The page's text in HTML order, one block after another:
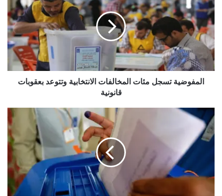
مئات
المخالفات
الانتخابية
وتتوعد
بعقوبات
قانونية
المفوضية تسجل مئات المخالفات الانتخابية وتتوعد بعقوبات
قانونية
عنوز
:
الانتخابات
المقبلة
واسعاً